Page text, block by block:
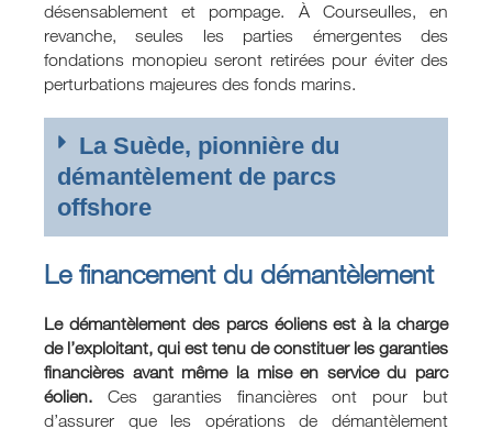
désensablement et pompage. À Courseulles, en
revanche, seules les parties émergentes des
fondations monopieu seront retirées pour éviter des
perturbations majeures des fonds marins.
La Suède, pionnière du
démantèlement de parcs
offshore
Le financement du démantèlement
Le démantèlement des parcs éoliens est à la charge
de l’exploitant, qui est tenu de constituer les garanties
financières avant même la mise en service du parc
éolien. Ces garanties financières ont pour but
d’assurer que les opérations de démantèlement